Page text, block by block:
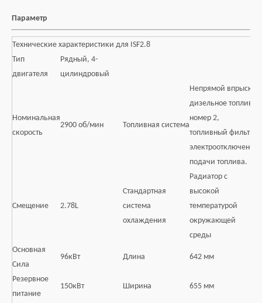
Параметр
Технические характеристики для ISF2.8
Тип
двигателя
Рядный, 4-
цилиндровый
Номинальная
скорость
2900 об/мин Топливная система
Непрямой впрыск:
дизельное топливо
номер 2,
топливный фильтр,
электроотключение
подачи топлива.
Смещение 2.78L
Стандартная
система
охлаждения
Радиатор с
высокой
температурой
окружающей
среды
Основная
Сила
96кВт Длина 642 мм
Резервное
питание
150кВт Ширина 655 мм